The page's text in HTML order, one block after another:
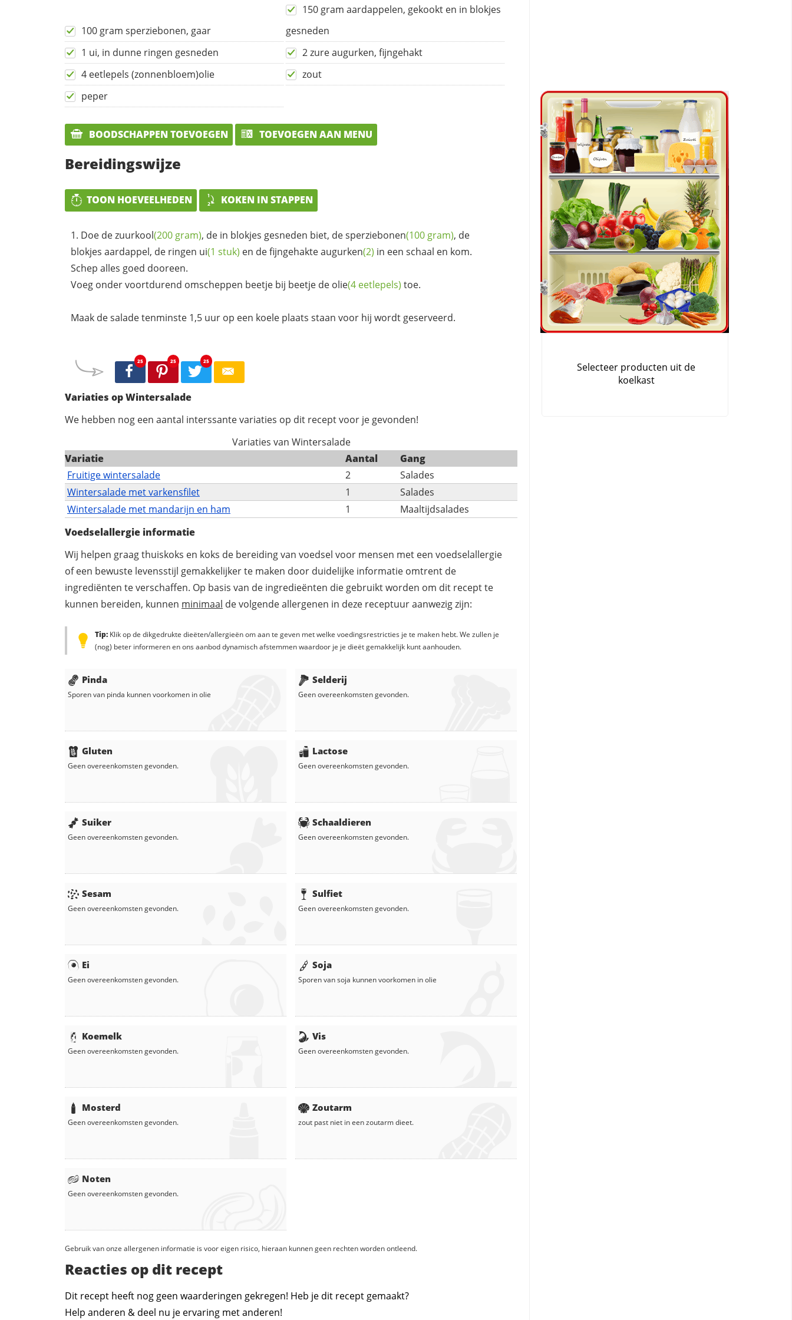
100 gram sperziebonen, gaar
150 gram aardappelen, gekookt en in blokjes
gesneden
1 ui, in dunne ringen gesneden
2 zure augurken, fijngehakt
4 eetlepels (zonnenbloem)olie
zout
peper
BOODSCHAPPEN TOEVOEGEN TOEVOEGEN AAN MENU
Bereidingswijze
TOON HOEVEELHEDEN KOKEN IN STAPPEN
Doe dezuurkool(200 gram), de in blokjes gesneden biet, desperziebonen(100 gram), de
blokjes aardappel, de ringen ui(1 stuk) en de fijngehakteaugurken(2) in een schaal en kom.
Schep alles goed dooreen.
Voeg onder voortdurend omscheppen beetje bij beetje de olie(4 eetlepels) toe.
Maak de salade tenminste 1,5 uur op een koele plaats staan voor hij wordt geserveerd.
25 25 25
Variaties op Wintersalade
We hebben nog een aantal interssante variaties op dit recept voor je gevonden!
Variaties van Wintersalade
Variatie
Aantal
Gang
Fruitige wintersalade
2
Salades
Wintersalade met varkensfilet
1
Salades
Wintersalade met mandarijn en ham
1
Maaltijdsalades
Voedselallergie informatie
Wij helpen graag thuiskoks en koks de bereiding van voedsel voor mensen met een voedselallergie
of een bewuste levensstijl gemakkelijker te maken door duidelijke informatie omtrent de
ingrediënten te verschaffen. Op basis van de ingredieënten die gebruikt worden om dit recept te
kunnen bereiden, kunnen minimaal de volgende allergenen in deze receptuur aanwezig zijn:
Tip: Klik op de dikgedrukte dieëten/allergieën om aan te geven met welke voedingsrestricties je te maken hebt. We zullen je
(nog) beter informeren en ons aanbod dynamisch afstemmen waardoor je je dieët gemakkelijk kunt aanhouden.
Pinda
Sporen van pinda kunnen voorkomen inolie
Gluten
Geen overeenkomsten gevonden.
Suiker
Geen overeenkomsten gevonden.
Sesam
Geen overeenkomsten gevonden.
Ei
Geen overeenkomsten gevonden.
Koemelk
Geen overeenkomsten gevonden.
Mosterd
Geen overeenkomsten gevonden.
Noten
Geen overeenkomsten gevonden.
Selderij
Geen overeenkomsten gevonden.
Lactose
Geen overeenkomsten gevonden.
Schaaldieren
Geen overeenkomsten gevonden.
Sulfiet
Geen overeenkomsten gevonden.
Soja
Sporen van soja kunnen voorkomen inolie
Vis
Geen overeenkomsten gevonden.
Zoutarm
zout past niet in een zoutarm dieet.
Gebruik van onze allergenen informatie is voor eigen risico, hieraan kunnen geen rechten worden ontleend.
Reacties op dit recept
Dit recept heeft nog geen waarderingen gekregen! Heb je dit recept gemaakt?
Help anderen & deel nu je ervaring met anderen!